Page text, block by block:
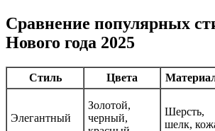
Сравнение популярных
Нового года 2025
Стиль Цвета
Элегантный
Золотой,
черный,
Шерсть,
шелк,